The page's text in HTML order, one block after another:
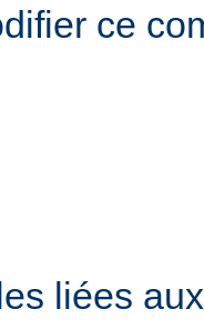
ce
liées